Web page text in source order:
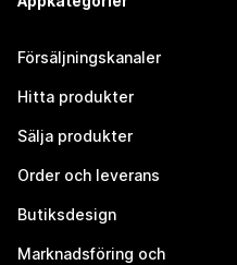
Försäljningskanaler
Hitta produkter
Sälja produkter
Order och leverans
Butiksdesign
Marknadsföring och